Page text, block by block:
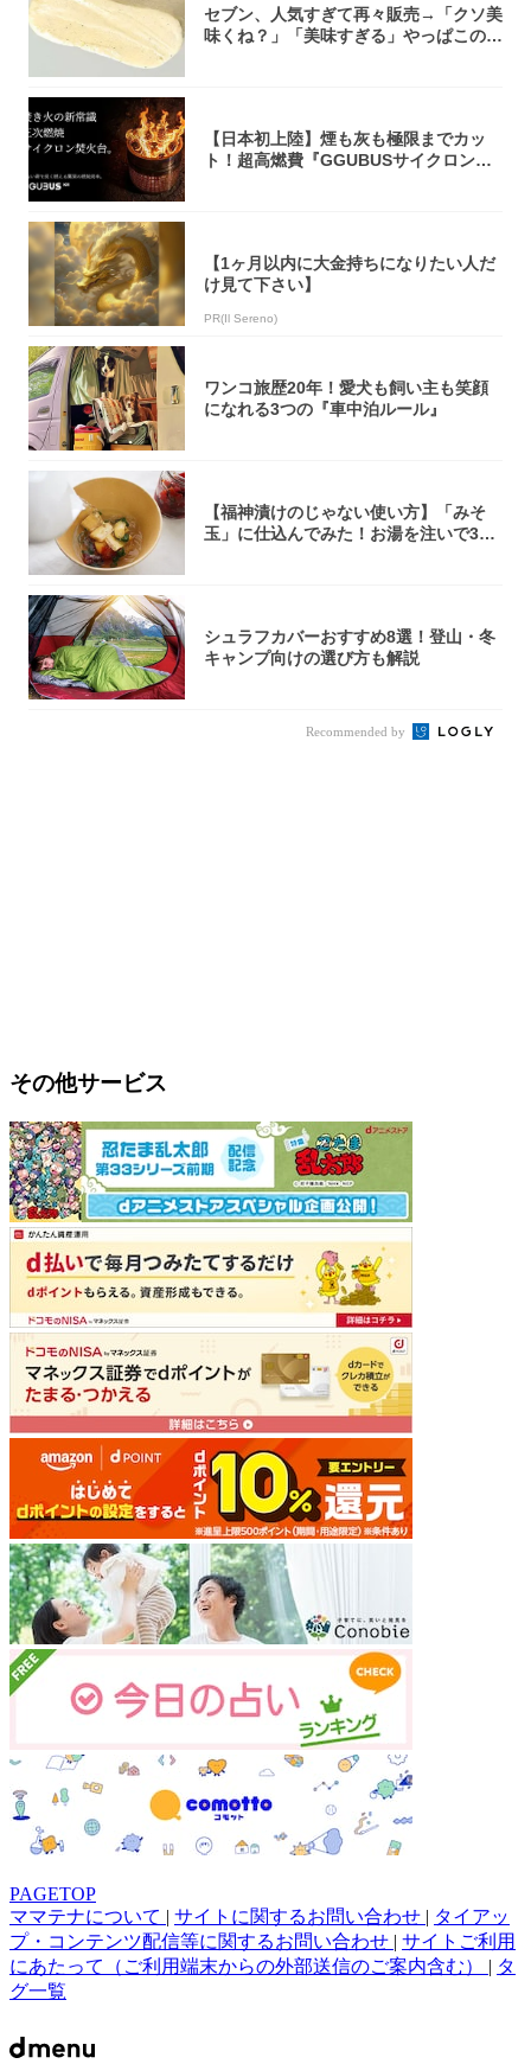
セブン、人気すぎて再々販売→「クソ美
味くね？」「美味すぎる」やっぱこのク
【日本初上陸】煙も灰も極限までカッ
ト！超高燃費『GGUBUSサイクロン焚
【1ヶ月以内に大金持ちになりたい人だ
け見て下さい】
PR(Il Sereno)
ワンコ旅歴20年！愛犬も飼い主も笑顔
になれる3つの『車中泊ルール』
【福神漬けのじゃない使い方】「みそ
玉」に仕込んでみた！お湯を注いで30
シュラフカバーおすすめ8選！登山・冬
キャンプ向けの選び方も解説
Recommended by
その他サービス
PAGETOP
ママテナについて | サイトに関するお問い合わせ | タイアッ
プ・コンテンツ配信等に関するお問い合わせ | サイトご利用
にあたって（ご利用端末からの外部送信のご案内含む） | タ
グ一覧